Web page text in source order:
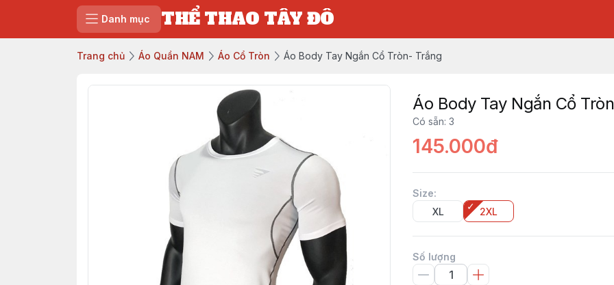
Danh mục THỂ THAO TÂY ĐÔ
Trang chủ Áo Quần NAM Áo Cổ Tròn Áo Body Tay Ngắn Cổ Tròn- Trắng
Áo Body Tay Ngắn Cổ
Có sẵn: 3
145.000đ
Size:
XL
2XL
Số lượng